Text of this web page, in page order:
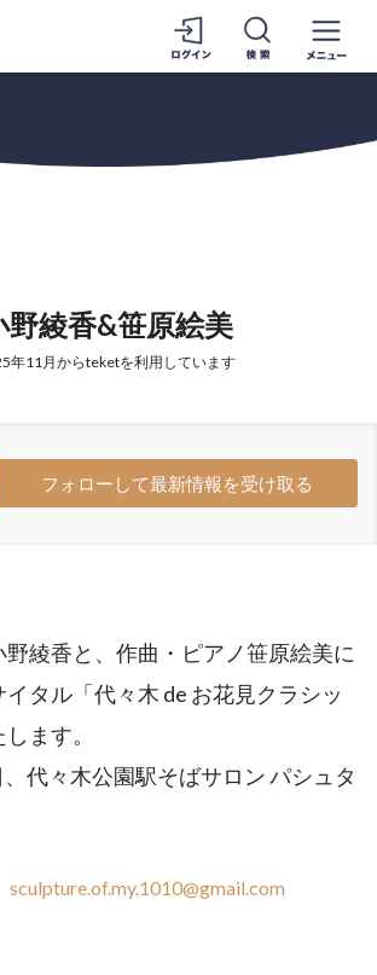
野綾香&笹原絵美
年11月からteketを利用しています
フォロワー
フォローして最新情報を受け取る
野綾香と、作曲・ピアノ笹原絵美に
タル「代々木 de お花見クラシッ
ます。
代々木公園駅そばサロン パシュタ
sculpture.of.my.1010@gmail.com